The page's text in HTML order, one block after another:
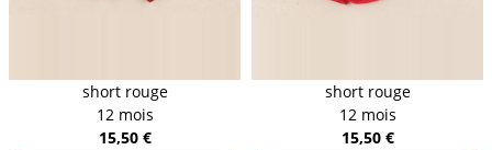
short rouge
12 mois
15,50 €
short rouge
12 mois
15,50 €